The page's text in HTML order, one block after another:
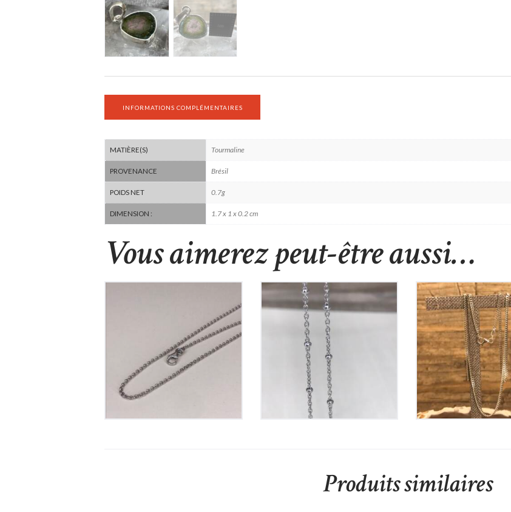
INFORMATIONS COMPLÉMENTAIRES
MATIÈRE(S) Tourmaline
PROVENANCE Brésil
POIDS NET 0.7g
DIMENSION : 1.7 x 1 x 0.2 cm
Vous aimerez peut-être aussi…
Chaine en Argent
€
Chaine en Argent
60
Chaine en
70€
Produits similaires